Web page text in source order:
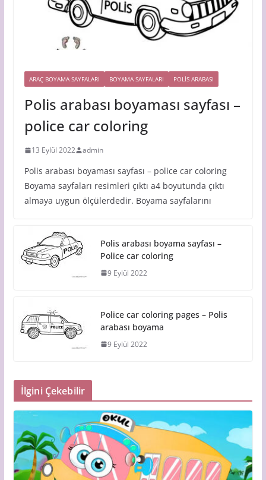
ARAÇ BOYAMA SAYFALARI BOYAMA SAYFALARI POLIS ARABASI
Polis arabası boyaması sayfası –
police car coloring
13 Eylül 2022 admin
Polis arabası boyaması sayfası – police car coloring
Boyama sayfaları resimleri çıktı a4 boyutunda çıktı
almaya uygun ölçülerdedir. Boyama sayfalarını
Polis arabası boyama sayfası –
Police car coloring
9 Eylül 2022
Police car coloring pages – Polis
arabası boyama
9 Eylül 2022
İlgini Çekebilir